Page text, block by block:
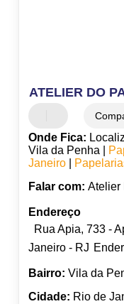
ATELIER DO
Onde Fica:
Vila da Penha |
Janeiro|
Falar com: Atelier
Endereço
Rua Apia, 733 -
Janeiro - RJ
Bairro: Vila da
Cidade: Rio de